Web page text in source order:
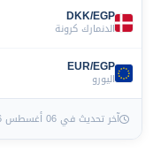
DKK/EGP
الدنمارك كرونة
EUR/EGP
اليورو
آخر تحديث في 06 أغسطس 2026 – 02:20 م